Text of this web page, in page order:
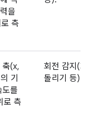
을
측
축(x,
기
도를
로 측
회전 감지(회
돌리기 등).